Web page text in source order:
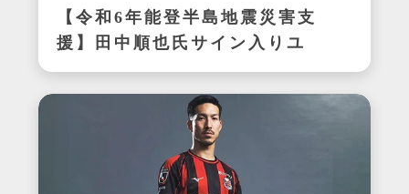
【令和6年能登半島地震災害支
援】田中順也氏サイン入りユ
ニフォーム